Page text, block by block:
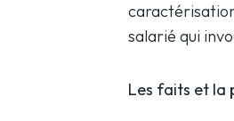
salarié qui
Les faits et la